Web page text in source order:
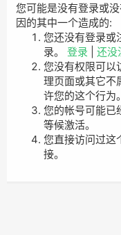
您可能是没有登录或
因的其中一个造成的:
您还没有登录或
录。 登录
还没
您没有权限可以
理页面或其它不
许您的这个行为。
您的帐号可能已
等候激活。
您直接访问过这
接。